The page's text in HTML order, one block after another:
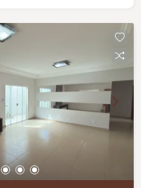
praticidade para o dia